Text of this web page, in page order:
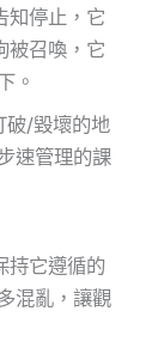
知停止，它
被召喚，它
。
破/毀壞的地
速管理的課
持它遵循的
混亂，讓觀